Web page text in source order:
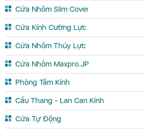
Cửa Nhôm Slim Cover
Cửa Kính Cường Lực
Cửa Nhôm Thủy Lực
Cửa Nhôm Maxpro.JP
Phòng Tắm Kính
Cầu Thang - Lan Can Kính
Cửa Tự Động